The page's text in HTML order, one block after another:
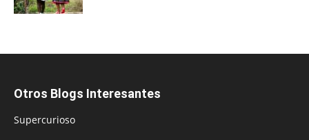
Otros Blogs Interesantes
Supercurioso